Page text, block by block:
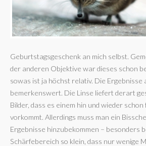
Geburtstagsgeschenk an mich selbst.
der anderen Objektive war dieses schon
sowas ist ja höchst relativ. Die Ergebnisse
bemerkenswert. Die Linse liefert derart
Bilder, dass es einem hin und wieder
vorkommt. Allerdings muss man ein
Ergebnisse hinzubekommen – besonders
Schärfebereich so klein, dass nur wenige